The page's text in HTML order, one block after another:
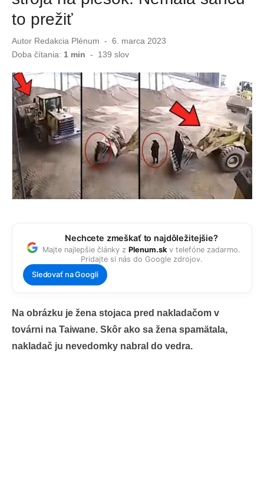
to prežiť
Autor Redakcia Plénum
Publikované
dňa
6. marca 2023
Doba čítania: 1 min - 139 slov
Nechcete zmeškať to najdôležitejšie?
Majte najlepšie články z Plenum.skv telefóne zadarmo.
Pridajte si nás do Google zdrojov.
Sledovať na Googli
Na obrázku je žena stojaca pred nakladačom v
továrni na Taiwane. Skôr ako sa žena spamätala,
nakladač ju nevedomky nabral do vedra.